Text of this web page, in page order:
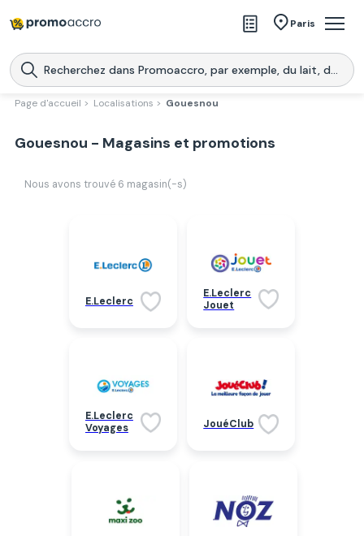
Paris
Magasins
Produits
Promoaccro
l'application
Page d'accueil > Localisations > Gouesnou
Gouesnou - Magasins et promotions
Nous avons trouvé 6 magasin(-s)
E.Leclerc
E.Leclerc
Jouet
E.Leclerc
Voyages
JouéClub